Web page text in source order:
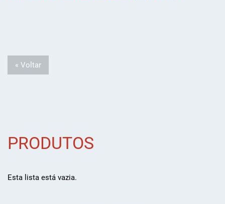
« Voltar
PRODUTOS
Esta lista está vazia.